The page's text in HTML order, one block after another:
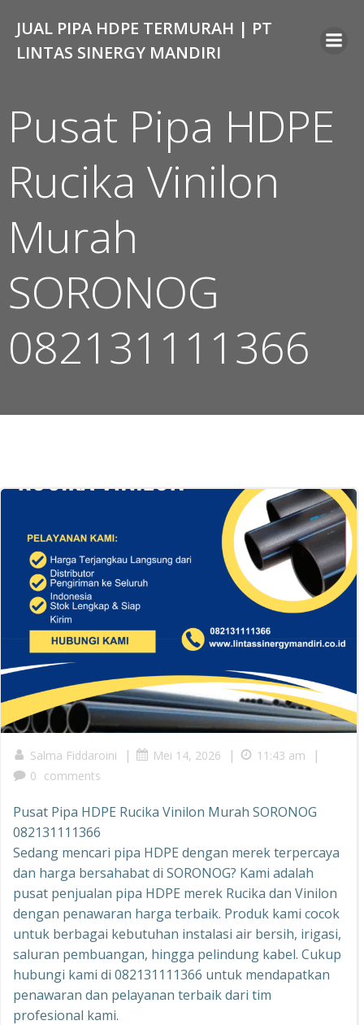
to
content
JUAL PIPA HDPE TERMURAH | PT
LINTAS SINERGY MANDIRI
Pusat Pipa HDPE
Rucika Vinilon
Murah
SORONOG
082131111366
Salma Fiddaroini | Mei 14, 2026 | 11:43 am |
0 comments
Pusat Pipa HDPE Rucika Vinilon Murah SORONOG
082131111366
Sedang mencari pipa HDPE dengan merek terpercaya
dan harga bersahabat di SORONOG? Kami adalah
pusat penjualan pipa HDPE merek Rucika dan Vinilon
dengan penawaran harga terbaik. Produk kami cocok
untuk berbagai kebutuhan instalasi air bersih, irigasi,
saluran pembuangan, hingga pelindung kabel. Cukup
hubungi kami di 082131111366 untuk mendapatkan
penawaran dan pelayanan terbaik dari tim
profesional kami.